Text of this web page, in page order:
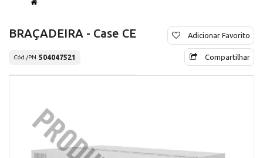
BRAÇADEIRA - Case CE
Cód./PN 504047521
Adicionar Favorito
Compartilhar